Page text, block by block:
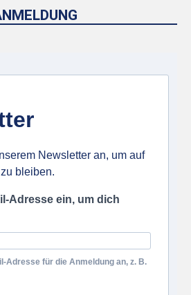
Newsletter an, um auf
bleiben.
Adresse ein, um dich
Adresse für die Anmeldung an, z. B.